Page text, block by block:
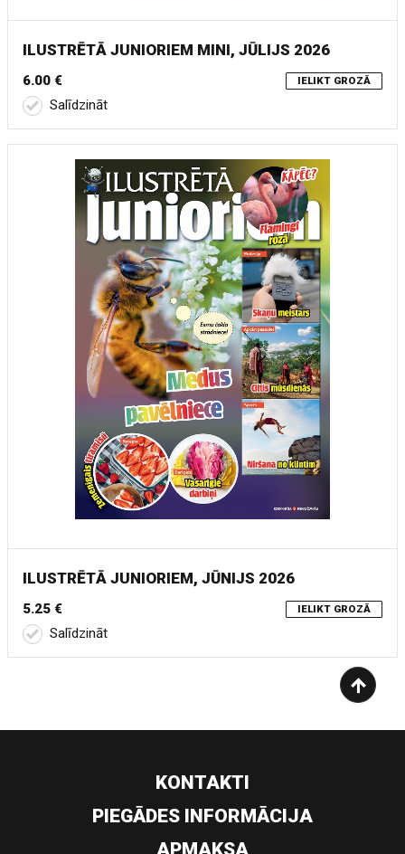
ILUSTRĒTĀ JUNIORIEM MINI, JŪLIJS 2026
6.00 € IELIKT GROZĀ
Salīdzināt
ILUSTRĒTĀ JUNIORIEM, JŪNIJS 2026
5.25 € IELIKT GROZĀ
Salīdzināt
KONTAKTI
PIEGĀDES INFORMĀCIJA